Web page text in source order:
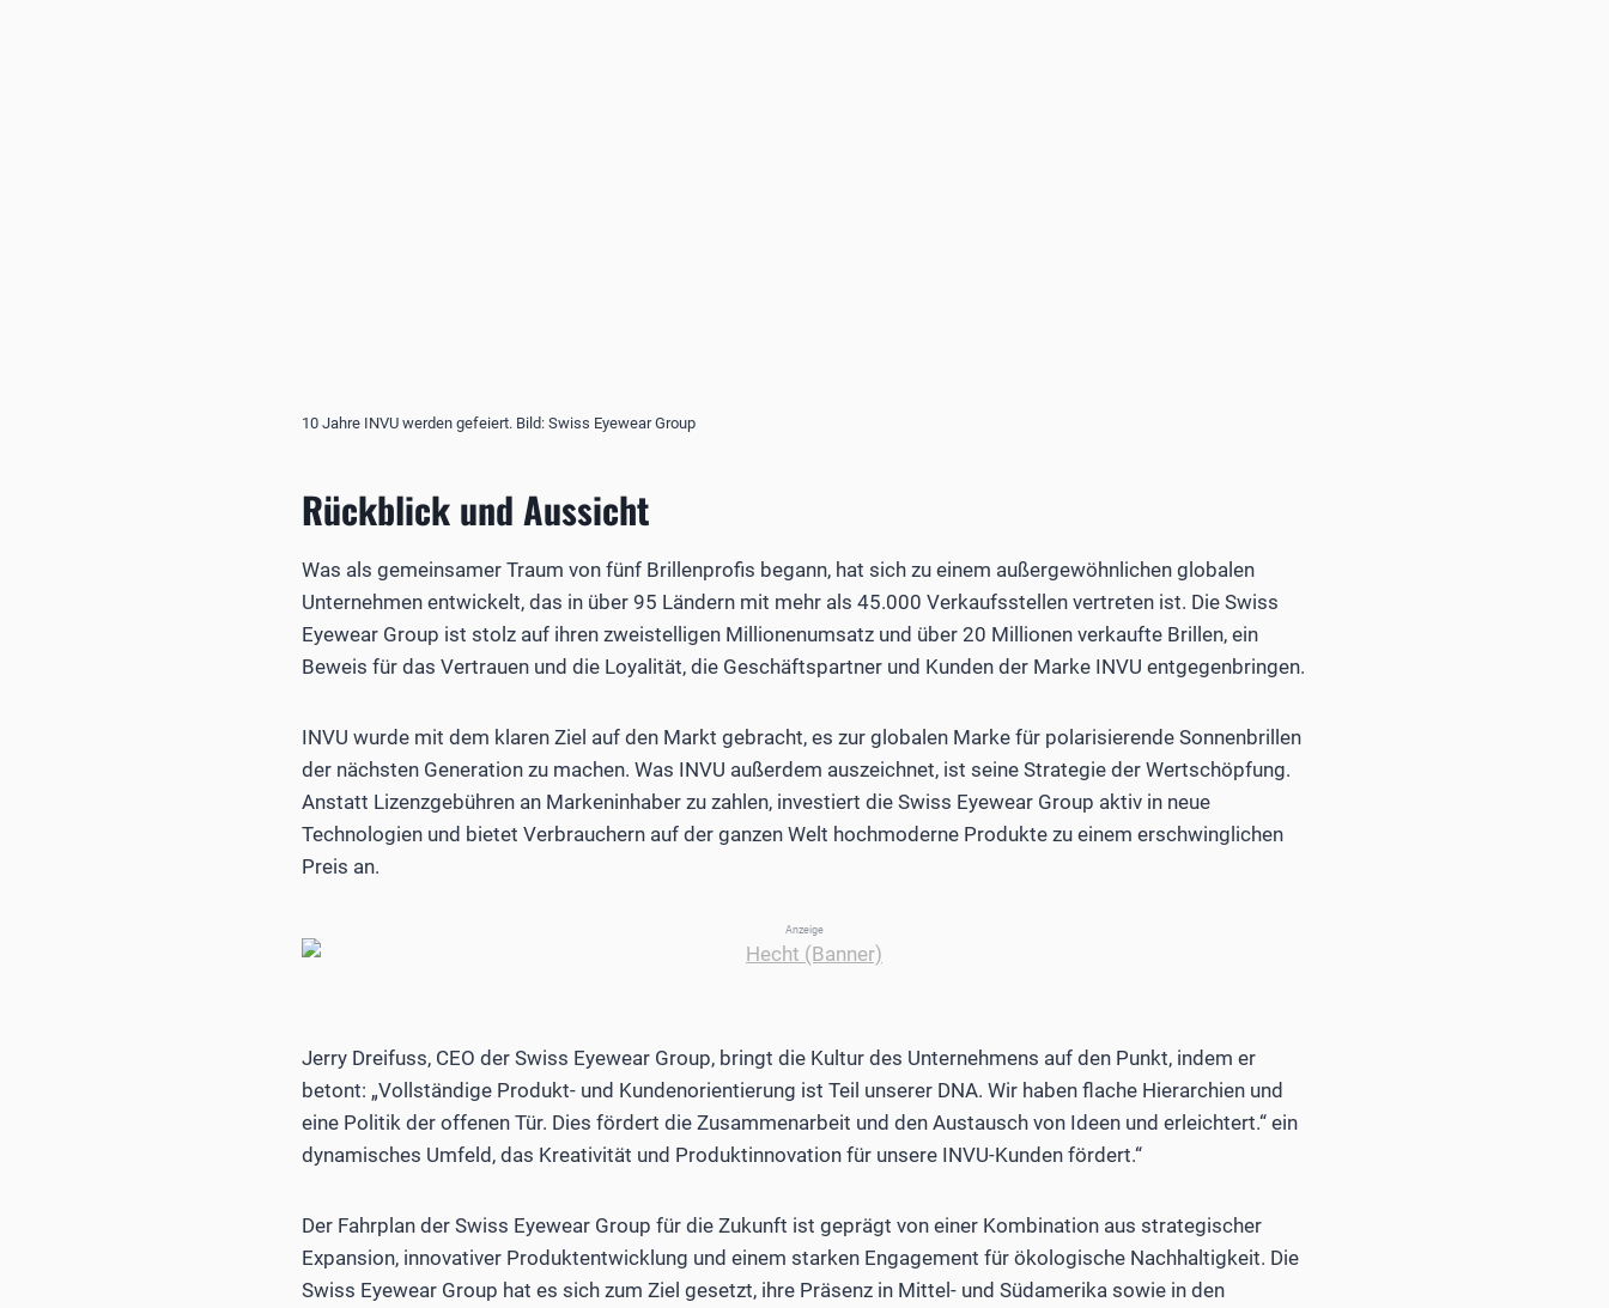
10 Jahre INVU werden gefeiert. Bild: Swiss Eyewear Group
Rückblick und Aussicht
Was als gemeinsamer Traum von fünf Brillenprofis begann, hat sich zu einem außergewöhnlichen globalen
Unternehmen entwickelt, das in über 95 Ländern mit mehr als 45.000 Verkaufsstellen vertreten ist. Die Swiss
Eyewear Group ist stolz auf ihren zweistelligen Millionenumsatz und über 20 Millionen verkaufte Brillen, ein
Beweis für das Vertrauen und die Loyalität, die Geschäftspartner und Kunden der Marke INVU entgegenbringen.
INVU wurde mit dem klaren Ziel auf den Markt gebracht, es zur globalen Marke für polarisierende Sonnenbrillen
der nächsten Generation zu machen. Was INVU außerdem auszeichnet, ist seine Strategie der Wertschöpfung.
Anstatt Lizenzgebühren an Markeninhaber zu zahlen, investiert die Swiss Eyewear Group aktiv in neue
Technologien und bietet Verbrauchern auf der ganzen Welt hochmoderne Produkte zu einem erschwinglichen
Preis an.
Anzeige
Jerry Dreifuss, CEO der Swiss Eyewear Group, bringt die Kultur des Unternehmens auf den Punkt, indem er
betont: „Vollständige Produkt- und Kundenorientierung ist Teil unserer DNA. Wir haben flache Hierarchien und
eine Politik der offenen Tür. Dies fördert die Zusammenarbeit und den Austausch von Ideen und erleichtert.“ ein
dynamisches Umfeld, das Kreativität und Produktinnovation für unsere INVU-Kunden fördert.“
Der Fahrplan der Swiss Eyewear Group für die Zukunft ist geprägt von einer Kombination aus strategischer
Expansion, innovativer Produktentwicklung und einem starken Engagement für ökologische Nachhaltigkeit. Die
Swiss Eyewear Group hat es sich zum Ziel gesetzt, ihre Präsenz in Mittel- und Südamerika sowie in den